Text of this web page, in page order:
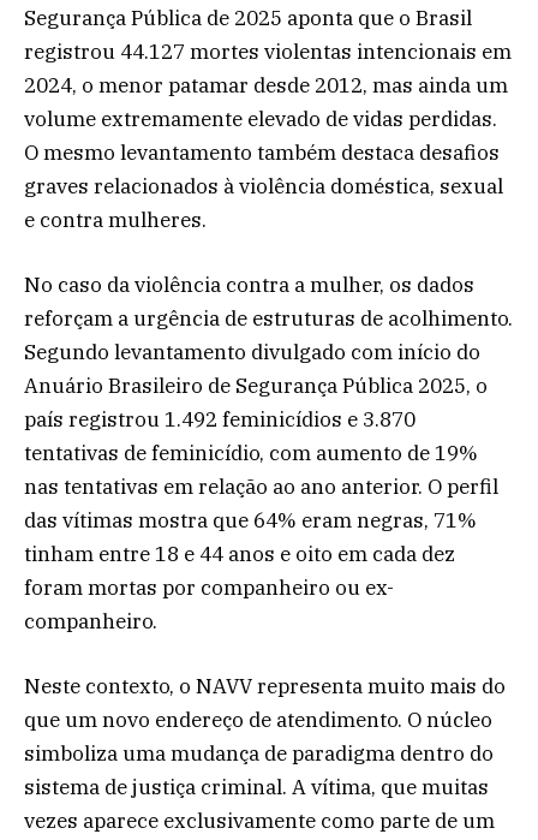
Segurança Pública de 2025 aponta que o Brasil
registrou 44.127 mortes violentas intencionais em
2024, o menor patamar desde 2012, mas ainda um
volume extremamente elevado de vidas perdidas.
O mesmo levantamento também destaca desafios
graves relacionados à violência doméstica, sexual
e contra mulheres.
No caso da violência contra a mulher, os dados
reforçam a urgência de estruturas de acolhimento.
Segundo levantamento divulgado com início do
Anuário Brasileiro de Segurança Pública 2025, o
país registrou 1.492 feminicídios e 3.870
tentativas de feminicídio, com aumento de 19%
nas tentativas em relação ao ano anterior. O perfil
das vítimas mostra que 64% eram negras, 71%
tinham entre 18 e 44 anos e oito em cada dez
foram mortas por companheiro ou ex-
companheiro.
Neste contexto, o NAVV representa muito mais do
que um novo endereço de atendimento. O núcleo
simboliza uma mudança de paradigma dentro do
sistema de justiça criminal. A vítima, que muitas
vezes aparece exclusivamente como parte de um